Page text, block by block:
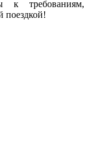
к требованиям,
поездкой!